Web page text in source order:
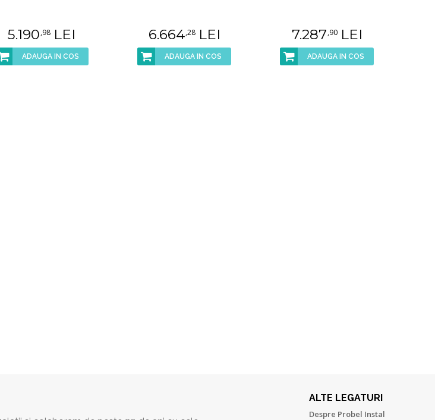
5.190,98LEI
ADAUGA IN COS
6.664,28LEI
ADAUGA IN COS
7.287,90LEI
ADAUGA IN COS
ALTE LEGATURI
Despre Probel Instal